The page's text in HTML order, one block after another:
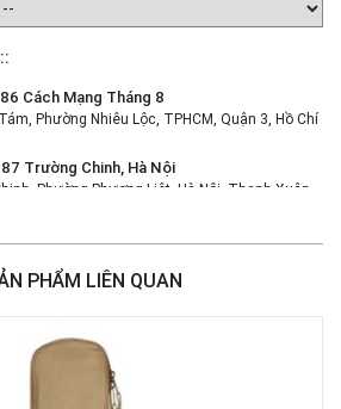
Cách Mạng Tháng 8
Phường Nhiêu Lộc, TPHCM, Quận 3, Hồ Chí
Trường Chinh, Hà Nội
Phường Phương Liệt, Hà Nội, Thanh Xuân ,
Hào Nam
Mall
Võ Thị Sáu
Xuân Hòa, TPHCM, Quận 3, Hồ Chí Minh
PHẨM LIÊN QUAN